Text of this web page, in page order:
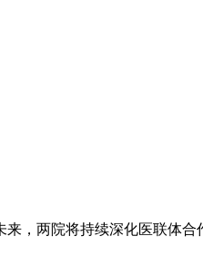
，两院将持续深化医联体合